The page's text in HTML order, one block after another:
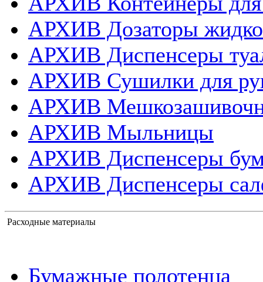
АРХИВ Дозаторы
АРХИВ Диспенсеры
АРХИВ Сушилки для
АРХИВ
АРХИВ Мыльницы
АРХИВ Диспенсеры
АРХИВ Диспенсеры
Расходные материалы
Бумажные полотенца